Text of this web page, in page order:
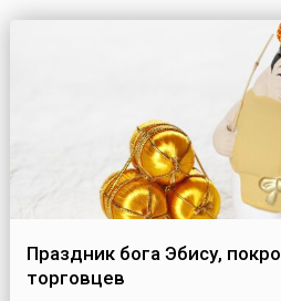
Праздник бога Эбису,
торговцев